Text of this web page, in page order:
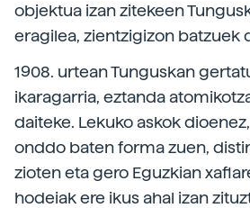
objektua izan zitekeen
eragilea, zientzigizon batzuek
1908. urtean Tunguskan
ikaragarria, eztanda
daiteke. Lekuko askok
onddo baten forma zuen,
zioten eta gero Eguzkian
hodeiak ere ikus ahal izan